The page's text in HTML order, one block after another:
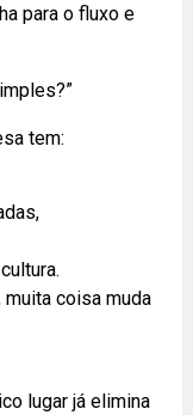
para o fluxo e
tem:
coisa muda
lugar já elimina